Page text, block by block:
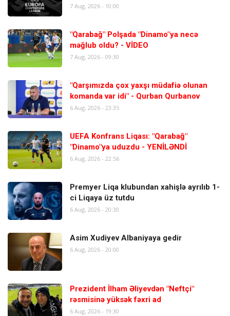
7 Aug, 2026 - 10:00
"Qarabağ" Polşada "Dinamo"ya necə
məğlub oldu? - VİDEO
7 Aug, 2026 - 09:30
"Qarşımızda çox yaxşı müdafiə olunan
komanda var idi" - Qurban Qurbanov
6 Aug, 2026 - 23:35
UEFA Konfrans Liqası: "Qarabağ"
"Dinamo"ya uduzdu - YENİLƏNDİ
6 Aug, 2026 - 22:56
Premyer Liqa klubundan xahişlə ayrılıb 1-
ci Liqaya üz tutdu
6 Aug, 2026 - 20:30
Asim Xudiyev Albaniyaya gedir
6 Aug, 2026 - 20:00
Prezident İlham Əliyevdən "Neftçi"
rəsmisinə yüksək fəxri ad
6 Aug, 2026 - 19:30